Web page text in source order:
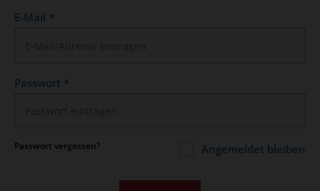
E-Mail *
Passwort *
Passwort vergessen? Angemeldet bleiben